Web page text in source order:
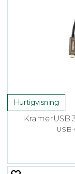
Hurtigvisning
KramerUSB